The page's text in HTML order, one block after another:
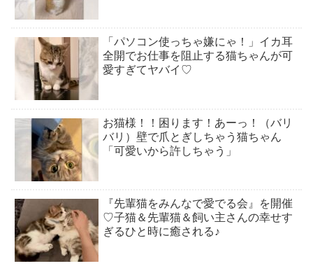
「パソコン使っちゃ嫌にゃ！」イカ耳
全開でお仕事を阻止する猫ちゃんが可
愛すぎてヤバイ♡
お猫様！！困ります！あーっ！（バリ
バリ）壁で爪とぎしちゃう猫ちゃん
「可愛いから許しちゃう」
『先輩猫をみんなで愛でる会』を開催
♡子猫＆先輩猫＆飼い主さんの幸せす
ぎるひと時に癒される♪